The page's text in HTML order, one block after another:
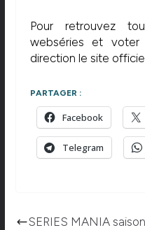
Pour retrouvez
webséries et voter
direction le site
PARTAGER :
Facebook
Telegram
SERIES MANIA